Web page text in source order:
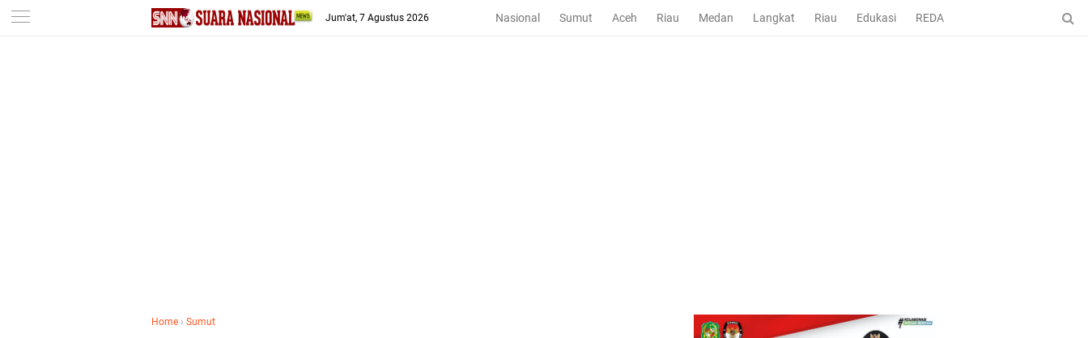
-->
Jum'at, 7 Agustus 2026 Nasional Sumut Aceh Riau Medan Langkat Riau Edukasi REDAKSI
Home › Sumut